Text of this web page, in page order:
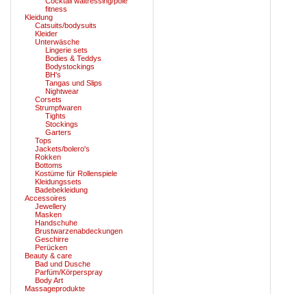
fitness
Kleidung
Catsuits/bodysuits
Kleider
Unterwäsche
Lingerie sets
Bodies & Teddys
Bodystockings
BH's
Tangas und Slips
Nightwear
Corsets
Strumpfwaren
Tights
Stockings
Garters
Tops
Jackets/bolero's
Rokken
Bottoms
Kostüme für Rollenspiele
Kleidungssets
Badebekleidung
Accessoires
Jewellery
Masken
Handschuhe
Brustwarzenabdeckungen
Geschirre
Perücken
Beauty & care
Bad und Dusche
Parfüm/Körperspray
Body Art
Massageprodukte